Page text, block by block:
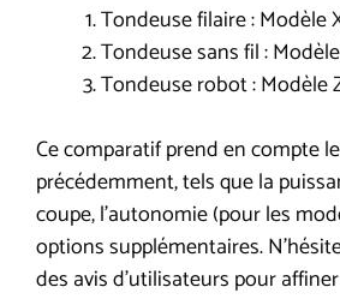
Tondeuse filaire : Modèle
Tondeuse sans fil :
Tondeuse robot : Modèle
Ce comparatif prend en compte
précédemment, tels que la
coupe, l’autonomie (pour les
options supplémentaires.
des avis d’utilisateurs pour